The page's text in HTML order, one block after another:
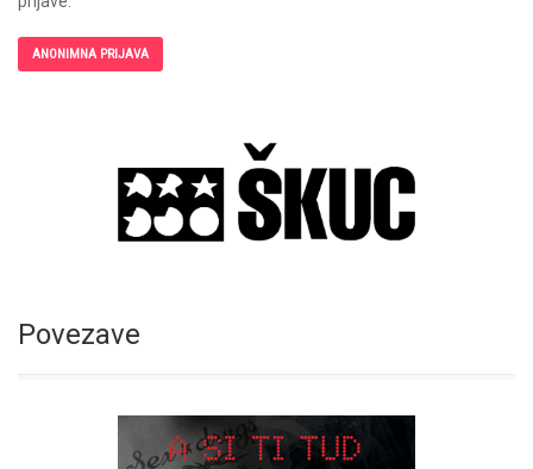
ANONIMNA PRIJAVA
Povezave